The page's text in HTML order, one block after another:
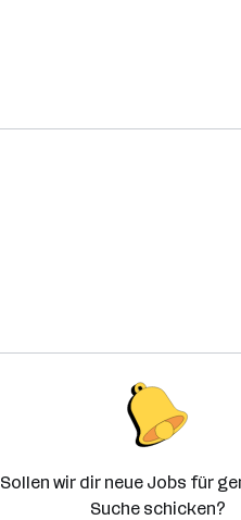
Sollen wir dir neue Jobs für
Suche schicken?